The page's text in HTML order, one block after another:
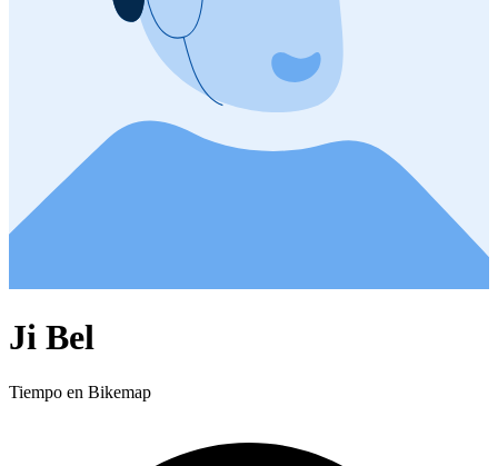
Ji Bel
Tiempo en Bikemap